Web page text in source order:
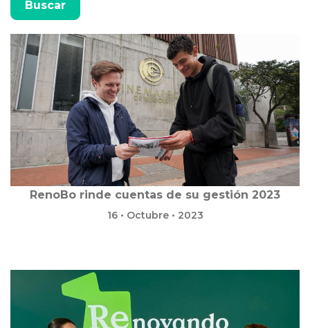
RenoBo rinde cuentas de su gestión 2023
16 • Octubre • 2023